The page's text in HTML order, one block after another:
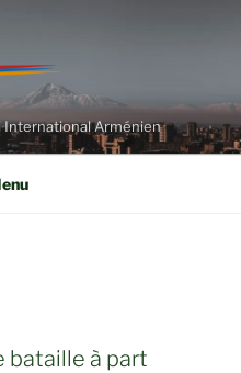
Arménien
bataille à part